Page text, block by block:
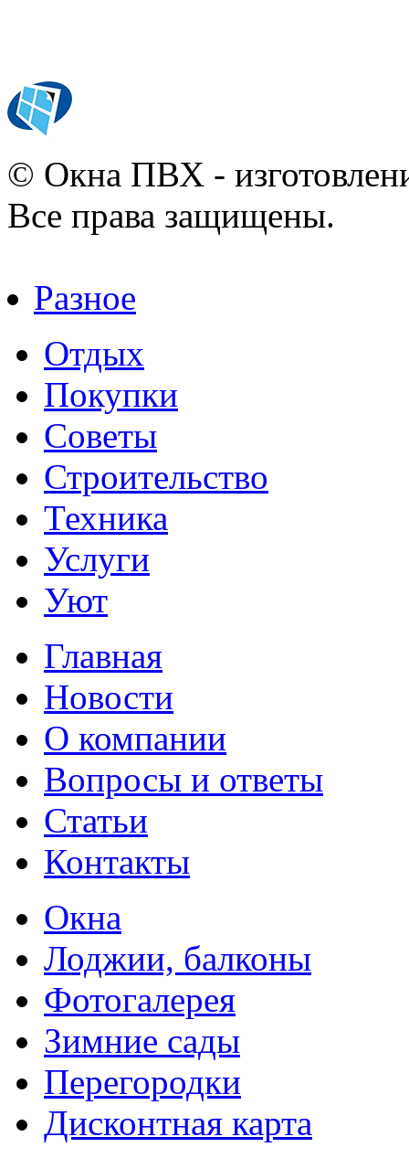
© Окна ПВХ -
Все права защищены.
Разное
Отдых
Покупки
Советы
Строительство
Техника
Услуги
Уют
Главная
Новости
О компании
Вопросы и ответы
Статьи
Контакты
Окна
Лоджии, балконы
Фотогалерея
Зимние сады
Перегородки
Дисконтная карта